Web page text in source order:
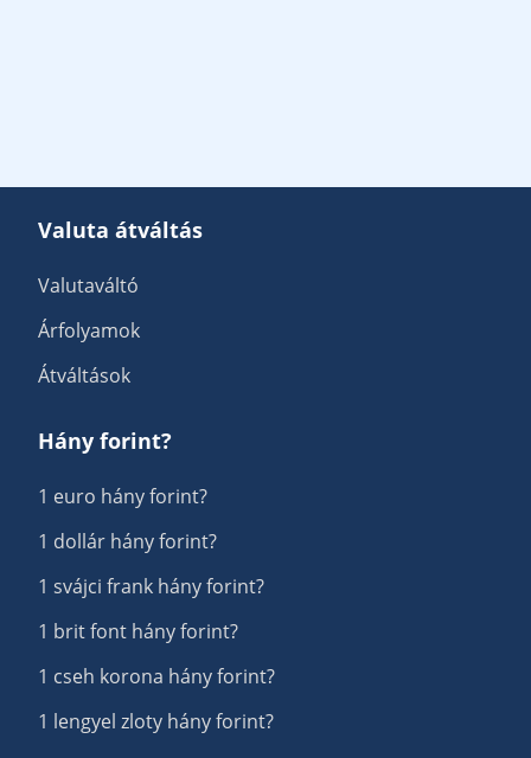
Valuta átváltás
Valutaváltó
Árfolyamok
Átváltások
Hány forint?
1 euro hány forint?
1 dollár hány forint?
1 svájci frank hány forint?
1 brit font hány forint?
1 cseh korona hány forint?
1 lengyel zloty hány forint?